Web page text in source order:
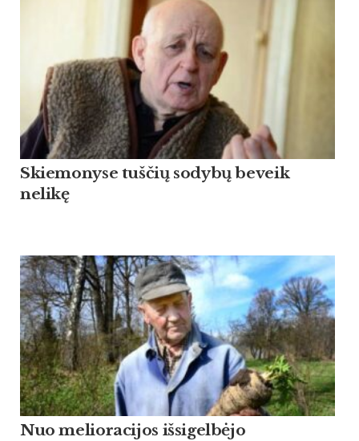
Skiemonyse tuščių sodybų beveik
nelikę
Nuo melioracijos išsigelbėjo